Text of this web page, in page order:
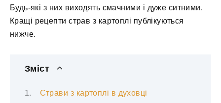
Будь-які з них виходять смачними і дуже ситними.
Кращі рецепти страв з картоплі публікуються
нижче.
Зміст
Страви з картоплі в духовці